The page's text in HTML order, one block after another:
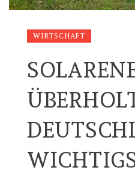
WIRTSCHAFT